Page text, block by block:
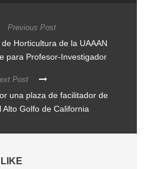
Previous Post
Horticultura de la UAAAN
para Profesor-Investigador
Post
una plaza de facilitador de
Alto Golfo de California